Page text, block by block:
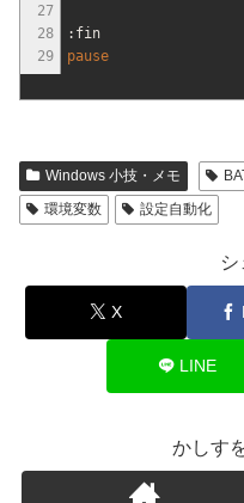
27
28
29
:fin
pause
Windows 小技・メモ
環境変数
設定自動化
シ
X
LINE
かしす